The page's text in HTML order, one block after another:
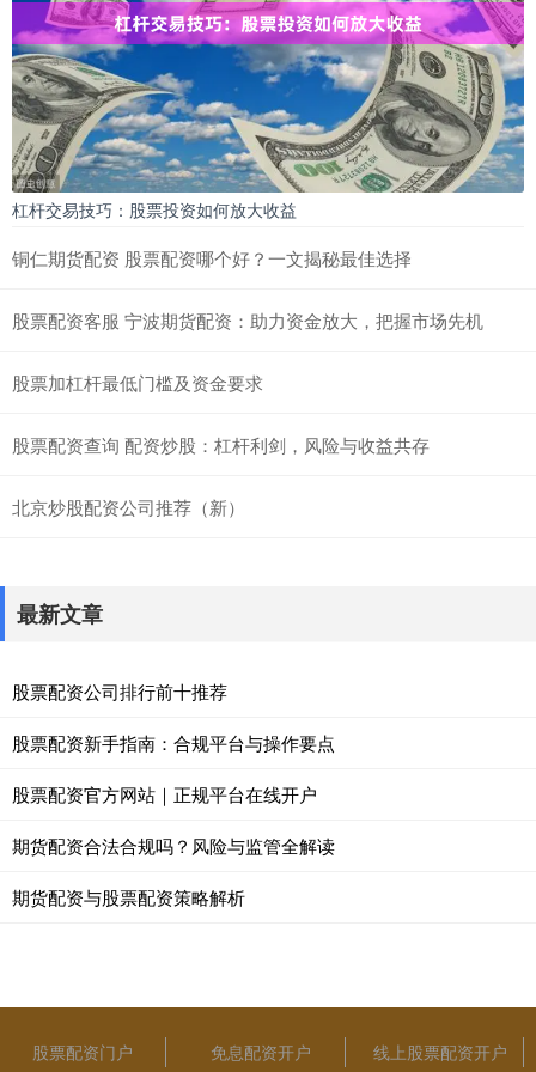
杠杆交易技巧：股票投资如何放大收益
铜仁期货配资 股票配资哪个好？一文揭秘最佳选择
股票配资客服 宁波期货配资：助力资金放大，把握市场先机
股票加杠杆最低门槛及资金要求
股票配资查询 配资炒股：杠杆利剑，风险与收益共存
北京炒股配资公司推荐（新）
最新文章
股票配资公司排行前十推荐
股票配资新手指南：合规平台与操作要点
股票配资官方网站｜正规平台在线开户
期货配资合法合规吗？风险与监管全解读
期货配资与股票配资策略解析
股票配资门户 免息配资开户 线上股票配资开户